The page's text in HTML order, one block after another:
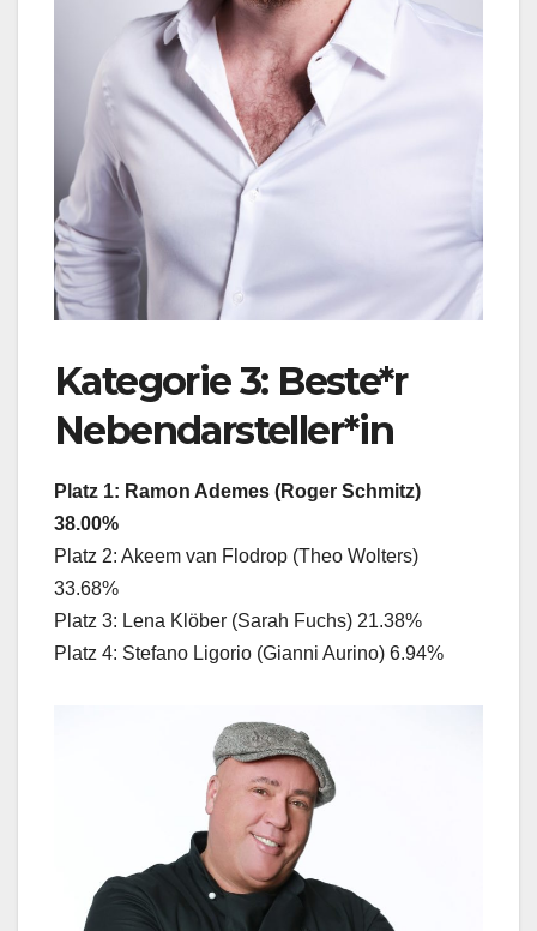
Kategorie 3: Beste*r
Nebendarsteller*in
Platz 1: Ramon Ademes (Roger Schmitz)
38.00%
Platz 2: Akeem van Flodrop (Theo Wolters)
33.68%
Platz 3: Lena Klöber (Sarah Fuchs) 21.38%
Platz 4: Stefano Ligorio (Gianni Aurino) 6.94%